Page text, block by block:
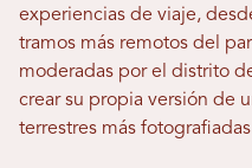
experiencias de viaje,
tramos más remotos del
moderadas por el distrito
crear su propia versión de
terrestres más